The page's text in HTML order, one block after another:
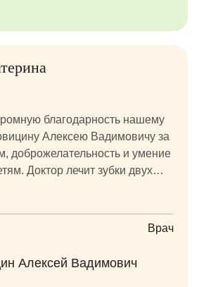
благодарность нашему
Алексею Вадимовичу за
доброжелательность и умение
Доктор лечит зубки двух
лет. С первого приёма сумел
благодаря чему поход к
и чуткий врач,
и относится к детям с
Врач
Алексей Вадимович